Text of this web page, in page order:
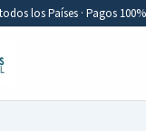
los Países · Pagos